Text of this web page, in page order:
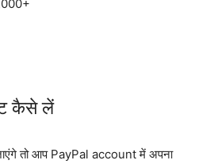
कैसे लें
तो आप PayPal account में अपना